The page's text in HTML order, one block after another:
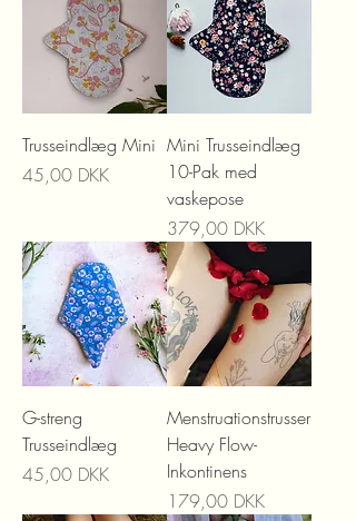
Trusseindlæg Mini
Precio
45,00 DKK
Mini Trusseindlæg
10-Pak med
vaskepose
Precio
379,00 DKK
G-streng
Trusseindlæg
Precio
45,00 DKK
Menstruationstrusser
Heavy Flow-
Inkontinens
Precio
179,00 DKK